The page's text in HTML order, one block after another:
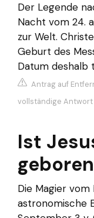
Der Legende
Nacht vom 24.
zur Welt.
Geburt des
Datum deshalb
Antrag auf
vollständige Antwort
Ist
Die Magier
astronomische